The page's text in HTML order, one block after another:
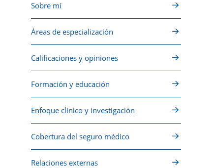
Sobre mí
Áreas de especialización
Calificaciones y opiniones
Formación y educación
Enfoque clínico y investigación
Cobertura del seguro médico
Relaciones externas